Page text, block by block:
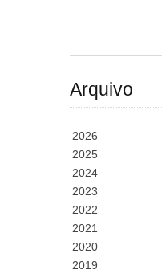
Arquivo
2026
2025
2024
2023
2022
2021
2020
2019